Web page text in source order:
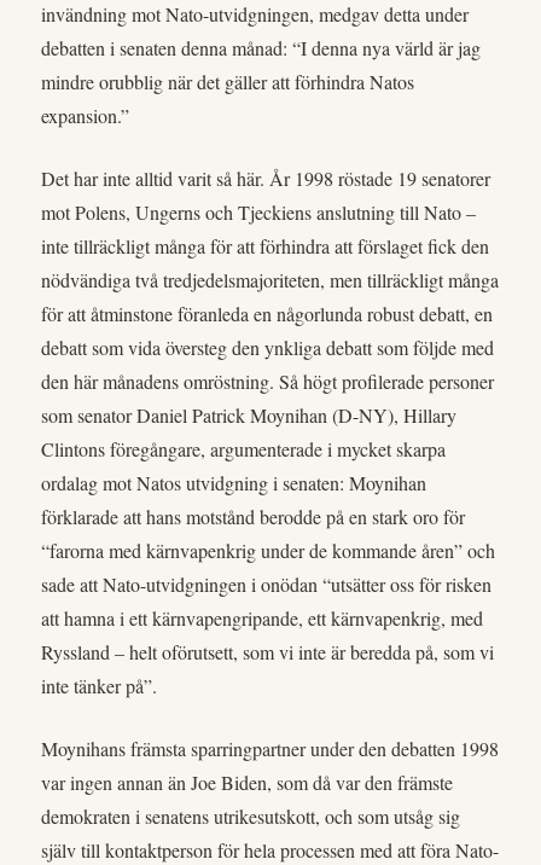
invändning mot Nato-utvidgningen, medgav detta under
debatten i senaten denna månad: “I denna nya värld är jag
mindre orubblig när det gäller att förhindra Natos
expansion.”
Det har inte alltid varit så här. År 1998 röstade 19 senatorer
mot Polens, Ungerns och Tjeckiens anslutning till Nato –
inte tillräckligt många för att förhindra att förslaget fick den
nödvändiga två tredjedelsmajoriteten, men tillräckligt många
för att åtminstone föranleda en någorlunda robust debatt, en
debatt som vida översteg den ynkliga debatt som följde med
den här månadens omröstning. Så högt profilerade personer
som senator Daniel Patrick Moynihan (D-NY), Hillary
Clintons föregångare, argumenterade i mycket skarpa
ordalag mot Natos utvidgning i senaten: Moynihan
förklarade att hans motstånd berodde på en stark oro för
“farorna med kärnvapenkrig under de kommande åren” och
sade att Nato-utvidgningen i onödan “utsätter oss för risken
att hamna i ett kärnvapengripande, ett kärnvapenkrig, med
Ryssland – helt oförutsett, som vi inte är beredda på, som vi
inte tänker på”.
Moynihans främsta sparringpartner under den debatten 1998
var ingen annan än Joe Biden, som då var den främste
demokraten i senatens utrikesutskott, och som utsåg sig
själv till kontaktperson för hela processen med att föra Nato-